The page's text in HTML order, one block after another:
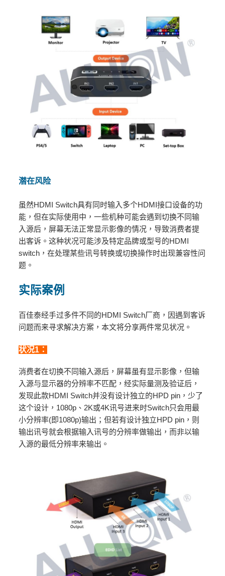
潜在风险
虽然HDMI Switch具有同时输入多个HDMI接口设备的功
能，但在实际使用中，一些机种可能会遇到切换不同输
入源后，屏幕无法正常显示影像的情况，导致消费者提
出客诉。这种状况可能涉及特定品牌或型号的HDMI
switch，在处理某些讯号转换或切换操作时出现兼容性问
题。
实际案例
百佳泰经手过多件不同的HDMI Switch厂商，因遇到客诉
问题而来寻求解决方案，本文将分享两件常见状况。
状况1：
消费者在切换不同输入源后，屏幕虽有显示影像，但输
入源与显示器的分辨率不匹配，经实际量测及验证后，
发现此款HDMI Switch并没有设计独立的HPD pin，少了
这个设计，1080p、2K或4K讯号进来时Switch只会用最
小分辨率(即1080p)输出；但若有设计独立HPD pin，则
输出讯号就会根据输入讯号的分辨率做输出，而非以输
入源的最低分辨率来输出。